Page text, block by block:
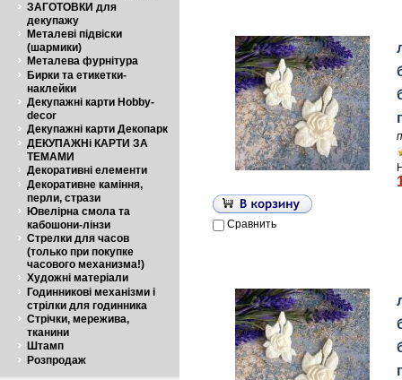
ЗАГОТОВКИ для
декупажу
Металеві підвіски
(шармики)
Металева фурнітура
Бирки та етикетки-
наклейки
Декупажні карти Hobby-
decor
Декупажні карти Декопарк
ДЕКУПАЖНі КАРТИ ЗА
ТЕМАМИ
Декоративні елементи
Декоративне каміння,
перли, стрази
Ювелірна смола та
кабошони-лінзи
Стрелки для часов
(только при покупке
часового механизма!)
Художні матеріали
Годинникові механізми і
стрілки для годинника
Стрічки, мережива,
тканини
Штамп
Розпродаж
Сравнить